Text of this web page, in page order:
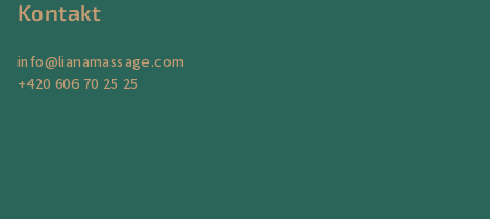
Kontakt
info@lianamassage.com
+420 606 70 25 25